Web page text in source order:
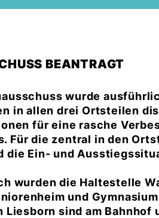
BEANTRAGT
wurde
in allen drei Ortsteilen
für eine rasche
Für die zentral in den
die Ein- und
wurden die Haltestelle
und
Liesborn sind am